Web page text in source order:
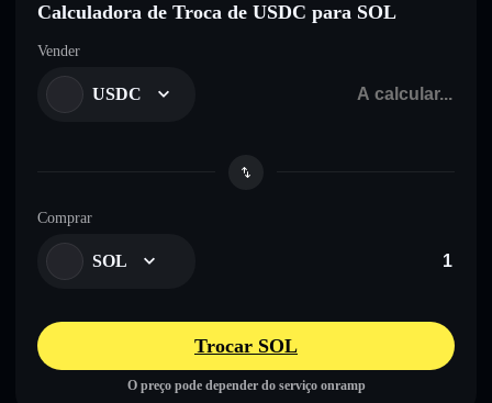
Calculadora de Troca de USDC para SOL
Vender
USDC
Comprar
SOL
Trocar SOL
O preço pode depender do serviço onramp